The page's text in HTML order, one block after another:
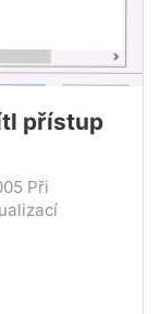
přístup
Při